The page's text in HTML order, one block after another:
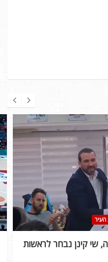
לאחר 30 שנה, שי קינן נבחר לראשות